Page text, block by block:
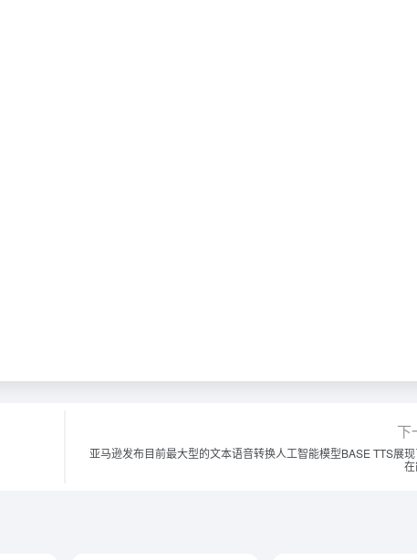
下
亚马逊发布目前最大型的文本语音转换人工智能模型BASE TTS展现
在